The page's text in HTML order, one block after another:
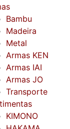
Bambu
Madeira
Metal
Armas KEN
Armas IAI
Armas JO
Transporte
KIMONO